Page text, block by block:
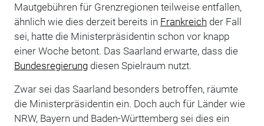
Mautgebühren für Grenzregionen teilweise entfallen,
ähnlich wie dies derzeit bereits in Frankreich der Fall
sei, hatte die Ministerpräsidentin schon vor knapp
einer Woche betont. Das Saarland erwarte, dass die
Bundesregierungdiesen Spielraum nutzt.
Zwar sei das Saarland besonders betroffen, räumte
die Ministerpräsidentin ein. Doch auch für Länder wie
NRW, Bayern und Baden-Württemberg sei dies ein